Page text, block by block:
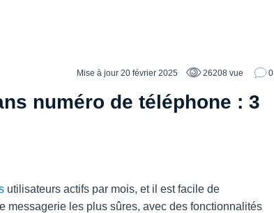
Mise à jour 20 février 2025 26208 vue 0
numéro de téléphone : 3
utilisateurs actifs par mois, et il est facile de
messagerie les plus sûres, avec des fonctionnalités